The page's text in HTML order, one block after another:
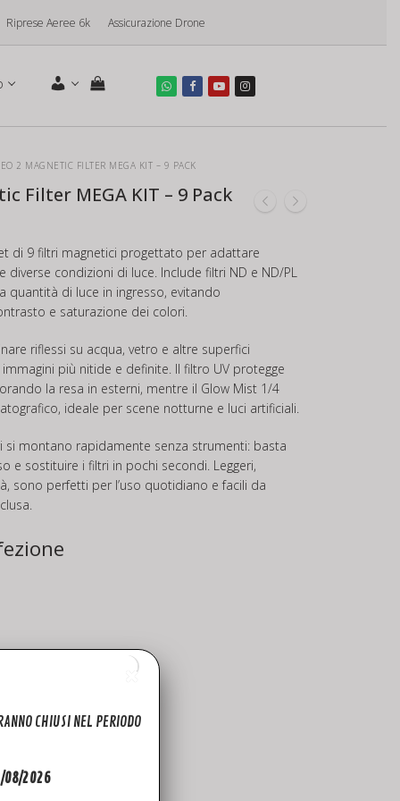
Riprese Aeree 6k Assicurazione Drone
2 MAGNETIC FILTER MEGA KIT – 9 PACK
Filter MEGA KIT – 9 Pack
di 9 filtri magnetici progettato per adattare
condizioni di luce. Include filtri ND e ND/PL
quantità di luce in ingresso, evitando
e saturazione dei colori.
riflessi su acqua, vetro e altre superfici
più nitide e definite. Il filtro UV protegge
la resa in esterni, mentre il Glow Mist 1/4
ideale per scene notturne e luci artificiali.
si montano rapidamente senza strumenti: basta
e sostituire i filtri in pochi secondi. Leggeri,
sono perfetti per l’uso quotidiano e facili da
CHIUSI NEL PERIODO
2026